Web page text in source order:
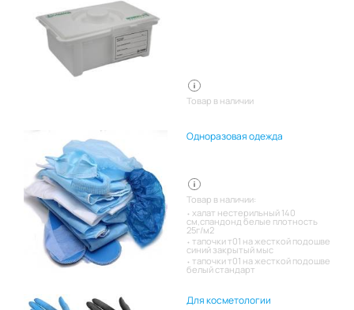
Товар в наличии
Одноразовая одежда
Товар в наличии:
халат нестерильный 140
см,спандонд белые плотность
25г/м2
тапочки т01 на жесткой подошве
синий закрытый мыс
тапочки т01 на жесткой подошве
белый стандарт
Для косметологии